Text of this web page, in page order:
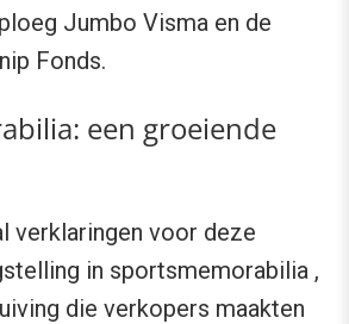
Jumbo Visma en de
Fonds.
een groeiende
verklaringen voor deze
in sportsmemorabilia ,
die verkopers maakten